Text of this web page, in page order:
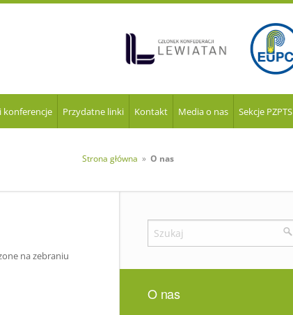
konferencje Przydatne linki Kontakt Media o nas Sekcje PZPTS
Strona główna » O nas
na zebraniu
O nas